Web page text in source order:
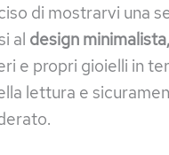
di mostrarvi una
al design
e propri gioielli in
lettura e